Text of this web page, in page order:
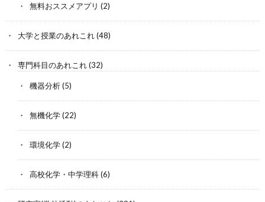
無料おススメアプリ (2)
大学と授業のあれこれ(48)
専門科目のあれこれ(32)
機器分析(5)
無機化学(22)
環境化学(2)
高校化学・中学理科(6)